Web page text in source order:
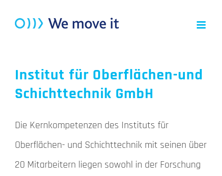
Inhalt
Institut für Oberflächen-und
Schichttechnik GmbH
Die Kernkompetenzen des Instituts für
Oberflächen- und Schichttechnik mit seinen über
20 Mitarbeitern liegen sowohl in der Forschung